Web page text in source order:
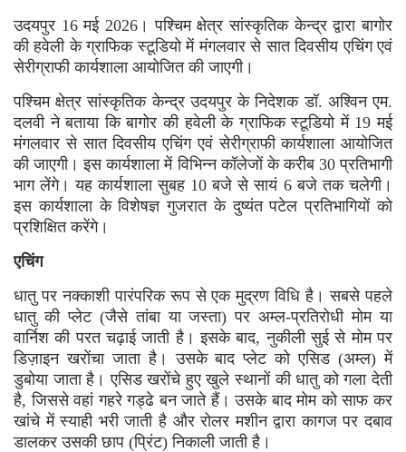
उदयपुर 16 मई 2026। पश्चिम क्षेत्र सांस्कृतिक केन्द्र द्वारा बागोर
की हवेली के ग्राफिक स्टूडियो में मंगलवार से सात दिवसीय एचिंग एवं
सेरीग्राफी कार्यशाला आयोजित की जाएगी।
पश्चिम क्षेत्र सांस्कृतिक केन्द्र उदयपुर के निदेशक डॉ. अश्विन एम.
दलवी ने बताया कि बागोर की हवेली के ग्राफिक स्टूडियो में 19 मई
मंगलवार से सात दिवसीय एचिंग एवं सेरीग्राफी कार्यशाला आयोजित
की जाएगी। इस कार्यशाला में विभिन्न कॉलेजों के करीब 30 प्रतिभागी
भाग लेंगे। यह कार्यशाला सुबह 10 बजे से सायं 6 बजे तक चलेगी।
इस कार्यशाला के विशेषज्ञ गुजरात के दुष्यंत पटेल प्रतिभागियों को
प्रशिक्षित करेंगे।
एचिंग
धातु पर नक्काशी पारंपरिक रूप से एक मुद्रण विधि है। सबसे पहले
धातु की प्लेट (जैसे तांबा या जस्ता) पर अम्ल-प्रतिरोधी मोम या
वार्निश की परत चढ़ाई जाती है। इसके बाद, नुकीली सुई से मोम पर
डिज़ाइन खरोंचा जाता है। उसके बाद प्लेट को एसिड (अम्ल) में
डुबोया जाता है। एसिड खरोंचे हुए खुले स्थानों की धातु को गला देती
है, जिससे वहां गहरे गड्ढे बन जाते हैं। उसके बाद मोम को साफ कर
खांचे में स्याही भरी जाती है और रोलर मशीन द्वारा कागज पर दबाव
डालकर उसकी छाप (प्रिंट) निकाली जाती है।